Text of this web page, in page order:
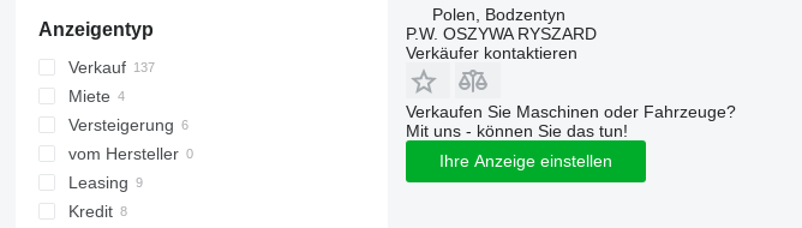
Anzeigentyp
Verkauf
Miete
Versteigerung
vom Hersteller
Leasing
Kredit
Polen, Bodzentyn
P.W. OSZYWA RYSZARD
Verkäufer kontaktieren
Verkaufen Sie Maschinen oder Fahrzeuge?
Mit uns - können Sie das tun!
Ihre Anzeige einstellen